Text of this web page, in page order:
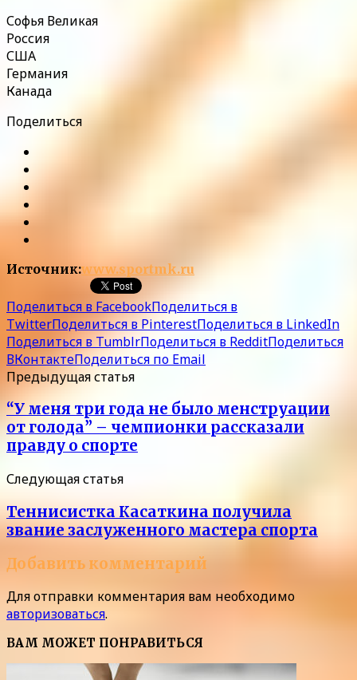
Софья Великая
Россия
США
Германия
Канада
Поделиться
Источник:www.sportmk.ru
Поделиться в FacebookПоделиться в
TwitterПоделиться в PinterestПоделиться в LinkedIn
Поделиться в TumblrПоделиться в RedditПоделиться
ВКонтактеПоделиться по Email
Предыдущая статья
“У меня три года не было менструации
от голода” – чемпионки рассказали
правду о спорте
Следующая статья
Теннисистка Касаткина получила
звание заслуженного мастера спорта
Добавить комментарий
Для отправки комментария вам необходимо
авторизоваться.
ВАМ МОЖЕТ ПОНРАВИТЬСЯ